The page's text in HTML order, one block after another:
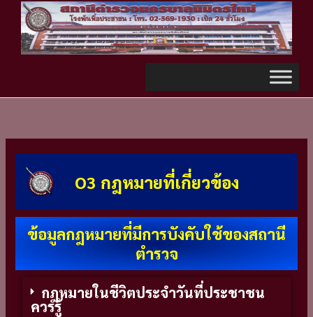
content
O3 กฎหมายที่เกี่ยวข้อง
ข้อมูลกฎหมายที่มีการบังคับใช้ของสถานี
ตำรวจ
กฎหมายในชีวิตประจำวันที่ประชาชน
ควรรู้
TikTok